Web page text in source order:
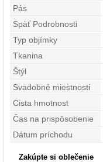
Pás
Späť Podrobnosti
Typ objímky
Tkanina
Štýl
Svadobné miestnosti
Cista hmotnost
Čas na prispôsobenie
Dátum príchodu
Zakúpte si oblečenie